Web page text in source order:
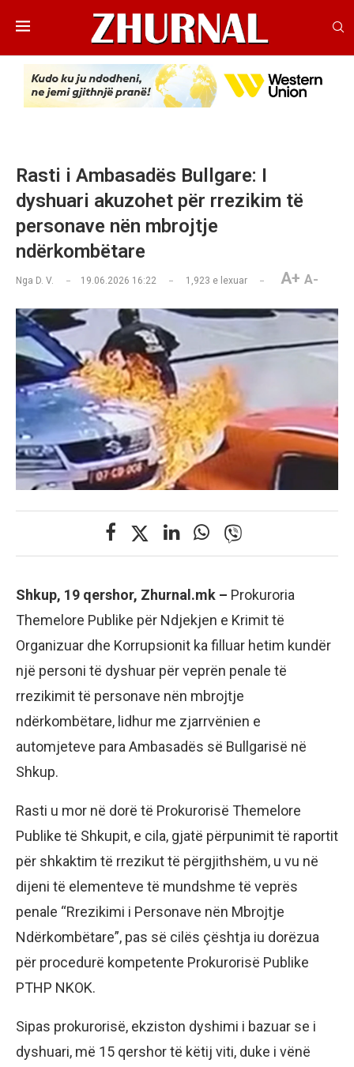
Rasti i Ambasadës Bullgare: I
dyshuari akuzohet për rrezikim të
personave nën mbrojtje
ndërkombëtare
Nga D. V. 19.06.2026 16:22 1,923 e lexuar A+ A-
Shkup, 19 qershor, Zhurnal.mk – Prokuroria
Themelore Publike për Ndjekjen e Krimit të
Organizuar dhe Korrupsionit ka filluar hetim kundër
një personi të dyshuar për veprën penale të
rrezikimit të personave nën mbrojtje
ndërkombëtare, lidhur me zjarrvënien e
automjeteve para Ambasadës së Bullgarisë në
Shkup.
Rasti u mor në dorë të Prokurorisë Themelore
Publike të Shkupit, e cila, gjatë përpunimit të raportit
për shkaktim të rrezikut të përgjithshëm, u vu në
dijeni të elementeve të mundshme të veprës
penale “Rrezikimi i Personave nën Mbrojtje
Ndërkombëtare”, pas së cilës çështja iu dorëzua
për procedurë kompetente Prokurorisë Publike
PTHP NKOK.
Sipas prokurorisë, ekziston dyshimi i bazuar se i
dyshuari, më 15 qershor të këtij viti, duke i vënë